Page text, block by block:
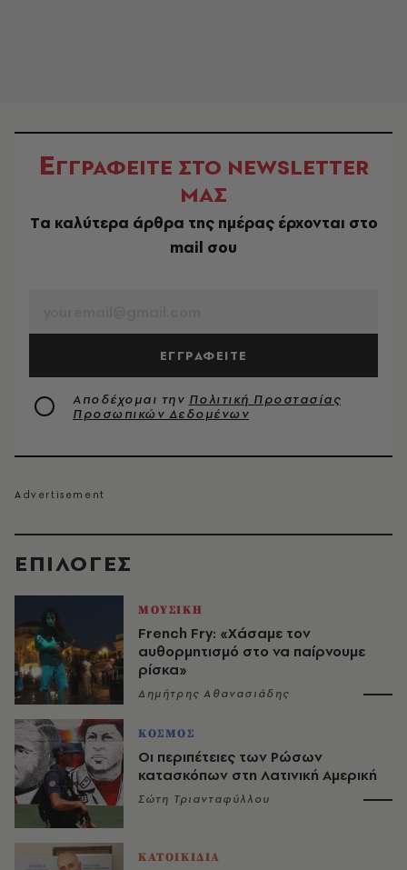
EΠΙΛΟΓΈΣ
ΜΟΥΣΙΚΗ
French Fry: «Χάσαμε τον
αυθορμητισμό στο να παίρνουμε
ρίσκα»
Δημήτρης Αθανασιάδης
ΚΟΣΜΟΣ
Οι περιπέτειες των Ρώσων
κατασκόπων στη Λατινική Αμερική
Σώτη Τριανταφύλλου
ΚΑΤΟΙΚΙΔΙΑ
ΕΓΓΡΑΦΕΙΤΕ ΣΤΟ NEWSLETTER
ΜΑΣ
Tα καλύτερα άρθρα της ημέρας έρχονται στο
mail σου
ΕΓΓΡΑΦΕΙΤΕ
Αποδέχομαι την Πολιτική Προστασίας
Προσωπικών Δεδομένων